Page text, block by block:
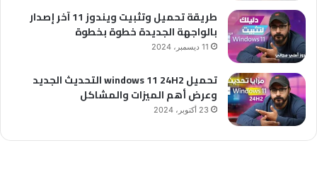
طريقة تحميل وتثبيت ويندوز 11 آخر إصدار
بالواجهة الجديدة خطوة بخطوة
11 ديسمبر، 2024
تحميل windows 11 24H2 التحديث الجديد
وعرض أهم الميزات والمشاكل
23 أكتوبر، 2024